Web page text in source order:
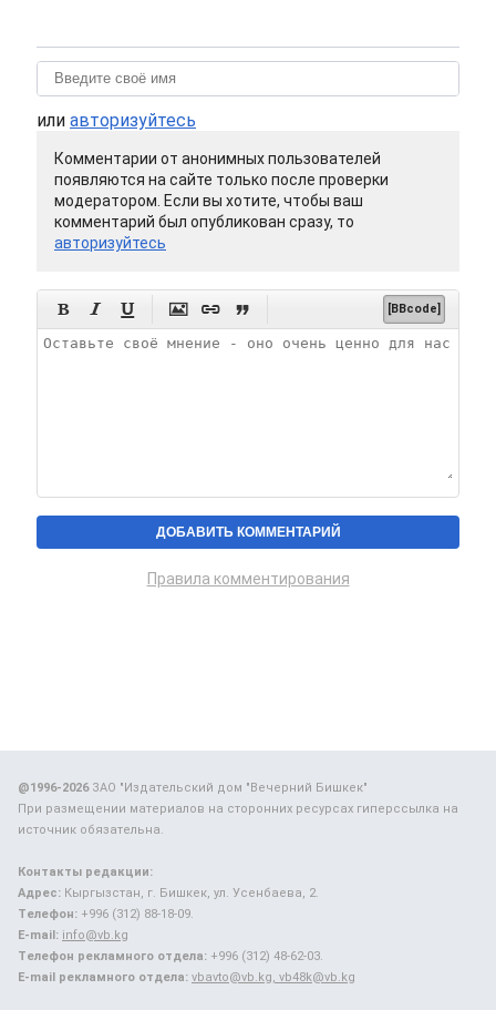
или авторизуйтесь
Комментарии от анонимных пользователей
появляются на сайте только после проверки
модератором. Если вы хотите, чтобы ваш
комментарий был опубликован сразу, то
авторизуйтесь
      [BBcode]
Правила комментирования
@1996-2026ЗАО "Издательский дом "Вечерний Бишкек"
При размещении материалов на сторонних ресурсах гиперссылка на
источник обязательна.
Контакты редакции:
Адрес: Кыргызстан, г. Бишкек, ул. Усенбаева, 2.
Телефон: +996 (312) 88-18-09.
E-mail: info@vb.kg
Телефон рекламного отдела: +996 (312) 48-62-03.
E-mail рекламного отдела: vbavto@vb.kg, vb48k@vb.kg